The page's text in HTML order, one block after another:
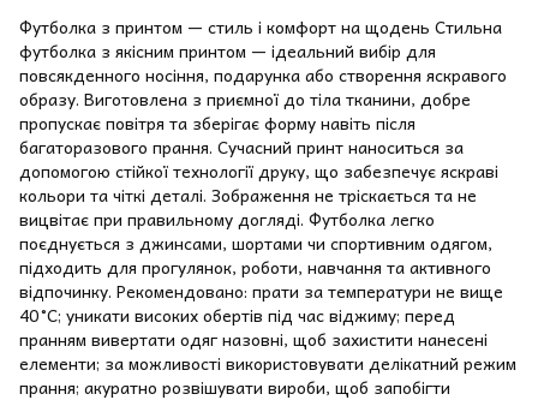
Футболка з принтом — стиль і комфорт на щодень Стильна
футболка з якісним принтом — ідеальний вибір для
повсякденного носіння, подарунка або створення яскравого
образу. Виготовлена з приємної до тіла тканини, добре
пропускає повітря та зберігає форму навіть після
багаторазового прання. Сучасний принт наноситься за
допомогою стійкої технології друку, що забезпечує яскраві
кольори та чіткі деталі. Зображення не тріскається та не
вицвітає при правильному догляді. Футболка легко
поєднується з джинсами, шортами чи спортивним одягом,
підходить для прогулянок, роботи, навчання та активного
відпочинку. Рекомендовано: прати за температури не вище
40 °C; уникати високих обертів під час віджиму; перед
пранням вивертати одяг назовні, щоб захистити нанесені
елементи; за можливості використовувати делікатний режим
прання; акуратно розвішувати вироби, щоб запобігти